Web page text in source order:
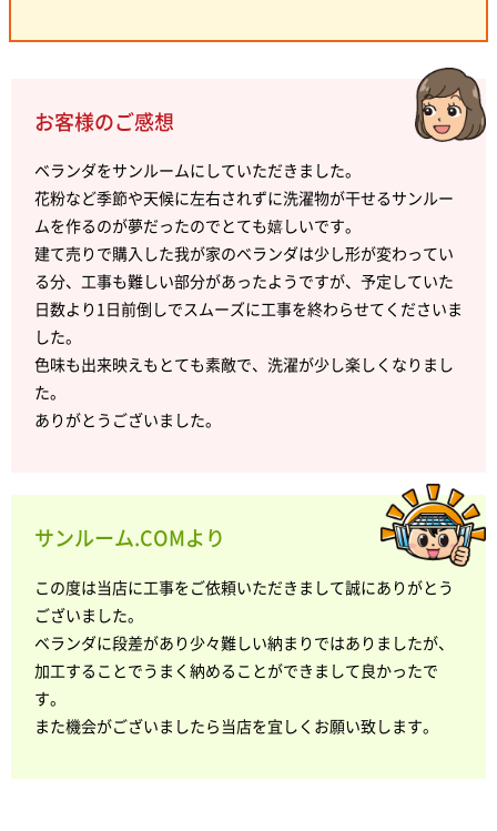
お客様のご感想
ベランダをサンルームにしていただきました。
花粉など季節や天候に左右されずに洗濯物が干せるサンルー
ムを作るのが夢だったのでとても嬉しいです。
建て売りで購入した我が家のベランダは少し形が変わってい
る分、工事も難しい部分があったようですが、予定していた
日数より1日前倒しでスムーズに工事を終わらせてくださいま
した。
色味も出来映えもとても素敵で、洗濯が少し楽しくなりまし
た。
ありがとうございました。
サンルーム.COMより
この度は当店に工事をご依頼いただきまして誠にありがとう
ございました。
ベランダに段差があり少々難しい納まりではありましたが、
加工することでうまく納めることができまして良かったで
す。
また機会がございましたら当店を宜しくお願い致します。